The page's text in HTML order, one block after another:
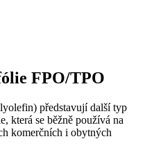
FPO/TPO
představují další typ
která se běžně používá na
komerčních i obytných